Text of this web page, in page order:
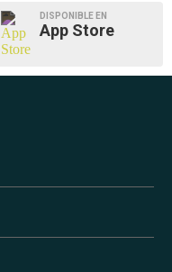
DISPONIBLE EN
App Store